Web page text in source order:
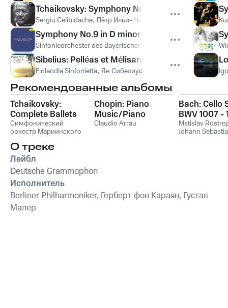
Tchaikovsky: Symphony No. 6 in B Minor, Op.
Sergiu Celibidache, Пётр Ильич Чайковский
Symphony No.9 in D minor - 3. Adagio
Sinfonieorchester des Bayerischen Rundfunks Eugen Jochum
Sibelius: Pelléas et Mélisande Suite, Op. 46: IX.
Finlandia Sinfonietta, Ян Сибелиус
Рекомендованные альбомы
Tchaikovsky:
Complete Ballets
Симфонический
оркестр Мариинского
Chopin: Piano
Music/Piano
Concertos
Claudio Arrau
Bach: Cello
BWV 1007 -
Mstislav
Johann
О треке
Лейбл
Deutsche Grammophon
Исполнитель
Berliner Philharmoniker, Герберт фон Караян, Густав
Малер